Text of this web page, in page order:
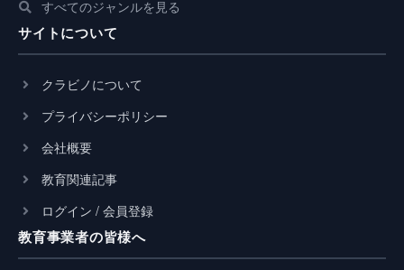
すべてのジャンルを見る
サイトについて
クラビノについて
プライバシーポリシー
会社概要
教育関連記事
ログイン / 会員登録
教育事業者の皆様へ